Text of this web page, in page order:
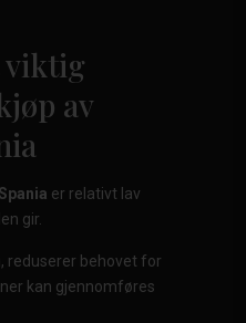
viktig
av
er relativt lav
gir.
reduserer behovet for
kan gjennomføres